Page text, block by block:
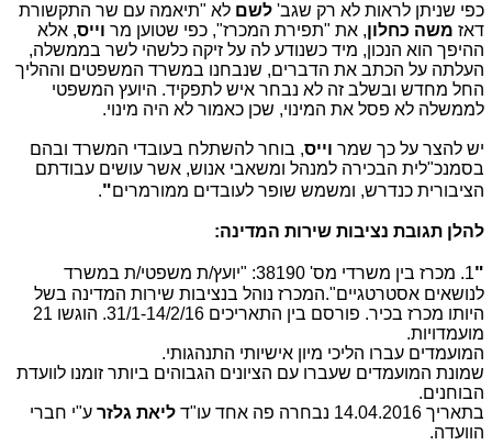
כפי שניתן לראות לא רק שגב' לשם לא "תיאמה עם שר התקשורת
דאז משה כחלון, את "תפירת המכרז", כפי שטוען מר וייס, אלא
ההיפך הוא הנכון, מיד כשנודע לה על זיקה כלשהי לשר בממשלה,
העלתה על הכתב את הדברים, שנבחנו במשרד המשפטים וההליך
החל מחדש ובשלב זה לא נבחר איש לתפקיד. היועץ המשפטי
לממשלה לא פסל את המינוי, שכן כאמור לא היה מינוי.
יש להצר על כך שמר וייס, בוחר להשתלח בעובדי המשרד ובהם
בסמנכ"לית הבכירה למנהל ומשאבי אנוש, אשר עושים עבודתם
הציבורית כנדרש, ומשמש שופר לעובדים ממורמרים"
.
להלן תגובת נציבות שירות המדינה:
"
1. מכרז בין משרדי מס' 38190: "יועץ/ת משפטי/ת במשרד
לנושאים אסטרטגיים".המכרז נוהל בנציבות שירות המדינה בשל
היותו מכרז בכיר. פורסם בין התאריכים 31/1-14/2/16. הוגשו 21
מועמדויות.
המועמדים עברו הליכי מיון אישיותי התנהגותי.
שמונת המועמדים שעברו עם הציונים הגבוהים ביותר זומנו לוועדת
הבוחנים.
בתאריך 14.04.2016 נבחרה פה אחד עו"ד
ליאת גלזר ע"י חברי
הוועדה.